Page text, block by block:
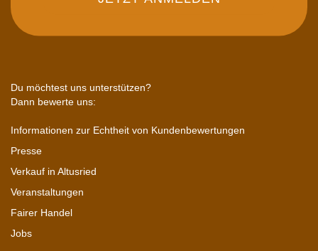
Du möchtest uns unterstützen?
Dann bewerte uns:
Informationen zur Echtheit von Kundenbewertungen
Presse
Verkauf in Altusried
Veranstaltungen
Fairer Handel
Jobs